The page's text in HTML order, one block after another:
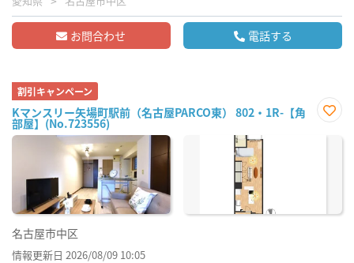
お問合わせ 電話する
割引キャンペーン
Kマンスリー矢場町駅前（名古屋PARCO東） 802・1R-【角
部屋】(No.723556)
に入
名古屋市中区
情報更新日 2026/08/09 10:05